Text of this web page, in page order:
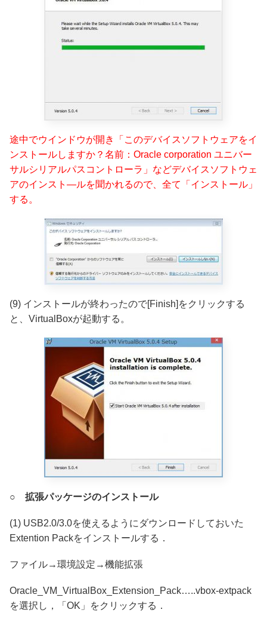
途中でウインドウが開き「このデバイスソフトウェアをイ
ンストールしますか？名前：Oracle corporation ユニバー
サルシリアルパスコントローラ」などデバイスソフトウェ
アのインスト―ルを聞かれるので、全て「インストール」
する。
(9) インストールが終わったので[Finish]をクリックする
と、VirtualBoxが起動する。
○ 拡張パッケージのインストール
(1) USB2.0/3.0を使えるようにダウンロードしておいた
Extention Packをインストールする．
ファイル→環境設定→機能拡張
Oracle_VM_VirtualBox_Extension_Pack…..vbox-extpack
を選択し，「OK」をクリックする．